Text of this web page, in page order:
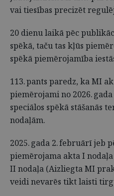
vai tiesības precizēt
20 dienu laikā pēc
spēkā, taču tas kļūs
spēkā piemērojamība
113. pants paredz, ka MI
piemērojami no 2026.
speciālos spēkā stāšanās
nodaļām.
2025. gada 2. februārī jeb
piemērojama akta I
II nodaļa (Aizliegta MI
veidi nevarēs tikt laisti